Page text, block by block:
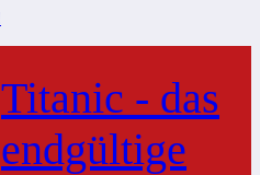
Titanic - das
endgültige